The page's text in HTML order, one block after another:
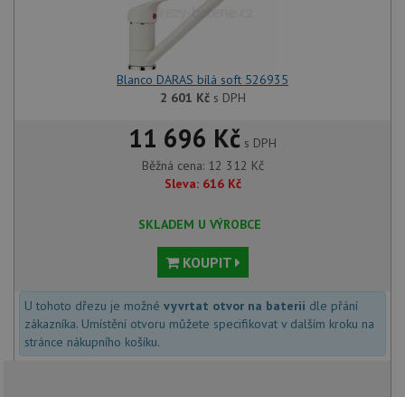
Blanco DARAS bílá soft 526935
2 601 Kčs DPH
11 696 Kč s DPH
Běžná cena: 12 312 Kč
Sleva: 616 Kč
SKLADEM U VÝROBCE
KOUPIT
U tohoto dřezu je možné vyvrtat otvor na baterii dle přání
zákazníka. Umístění otvoru můžete specifikovat v dalším kroku na
stránce nákupního košíku.